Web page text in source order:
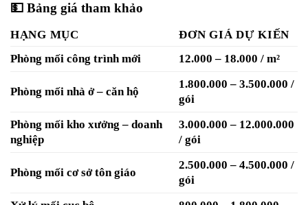
💵 Bảng giá tham khảo
HẠNG MỤC
ĐƠN GIÁ DỰ KIẾN
Phòng mối công trình mới
12.000 – 18.000 / m²
Phòng mối nhà ở – căn hộ
1.800.000 – 3.500.000 /
gói
Phòng mối kho xưởng – doanh
nghiệp
3.000.000 – 12.000.000
/ gói
Phòng mối cơ sở tôn giáo
2.500.000 – 4.500.000 /
gói